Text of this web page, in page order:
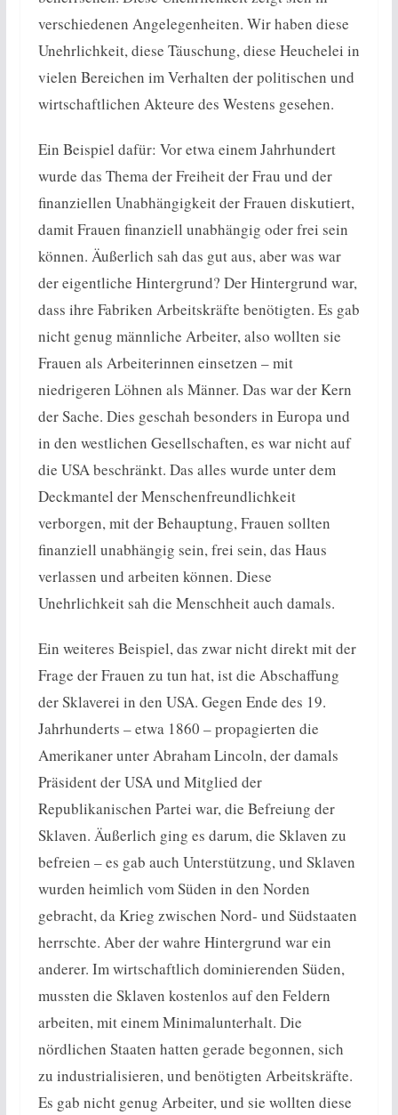
verschiedenen Angelegenheiten. Wir haben diese
Unehrlichkeit, diese Täuschung, diese Heuchelei in
vielen Bereichen im Verhalten der politischen und
wirtschaftlichen Akteure des Westens gesehen.
Ein Beispiel dafür: Vor etwa einem Jahrhundert
wurde das Thema der Freiheit der Frau und der
finanziellen Unabhängigkeit der Frauen diskutiert,
damit Frauen finanziell unabhängig oder frei sein
können. Äußerlich sah das gut aus, aber was war
der eigentliche Hintergrund? Der Hintergrund war,
dass ihre Fabriken Arbeitskräfte benötigten. Es gab
nicht genug männliche Arbeiter, also wollten sie
Frauen als Arbeiterinnen einsetzen – mit
niedrigeren Löhnen als Männer. Das war der Kern
der Sache. Dies geschah besonders in Europa und
in den westlichen Gesellschaften, es war nicht auf
die USA beschränkt. Das alles wurde unter dem
Deckmantel der Menschenfreundlichkeit
verborgen, mit der Behauptung, Frauen sollten
finanziell unabhängig sein, frei sein, das Haus
verlassen und arbeiten können. Diese
Unehrlichkeit sah die Menschheit auch damals.
Ein weiteres Beispiel, das zwar nicht direkt mit der
Frage der Frauen zu tun hat, ist die Abschaffung
der Sklaverei in den USA. Gegen Ende des 19.
Jahrhunderts – etwa 1860 – propagierten die
Amerikaner unter Abraham Lincoln, der damals
Präsident der USA und Mitglied der
Republikanischen Partei war, die Befreiung der
Sklaven. Äußerlich ging es darum, die Sklaven zu
befreien – es gab auch Unterstützung, und Sklaven
wurden heimlich vom Süden in den Norden
gebracht, da Krieg zwischen Nord- und Südstaaten
herrschte. Aber der wahre Hintergrund war ein
anderer. Im wirtschaftlich dominierenden Süden,
mussten die Sklaven kostenlos auf den Feldern
arbeiten, mit einem Minimalunterhalt. Die
nördlichen Staaten hatten gerade begonnen, sich
zu industrialisieren, und benötigten Arbeitskräfte.
Es gab nicht genug Arbeiter, und sie wollten diese